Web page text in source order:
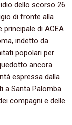
dello scorso 26
di fronte alla
principale di ACEA
indetto da
popolari per
ancora
espressa dalla
a Santa Palomba
compagni e delle